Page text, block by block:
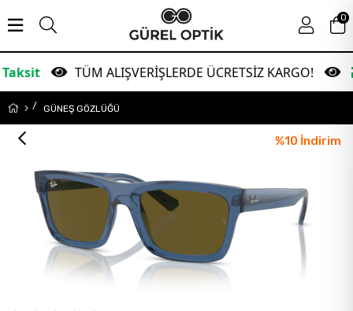
TÜM ALIŞVERİŞLERDE ÜCRETSİZ KARGO!
0
GÜNEŞ GÖZLÜĞÜ
%10 İndirim